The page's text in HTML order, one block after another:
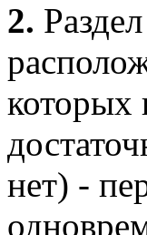
2.
которых
нет) -